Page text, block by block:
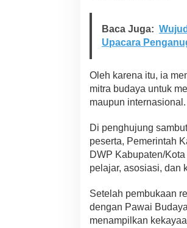
Baca Juga:
Upacara
Oleh karena itu, ia
mitra budaya untuk
maupun internasional.
Di penghujung
peserta, Pemerintah
DWP Kabupaten/
pelajar, asosiasi, dan
Setelah pembukaan
dengan Pawai
menampilkan